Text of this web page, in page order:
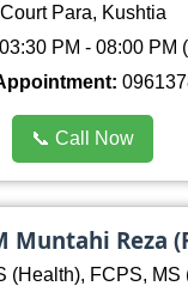
Court Para, Kushtia
PM - 08:00 PM
📞 Call Now
Muntahi Reza
(Health), FCPS, MS